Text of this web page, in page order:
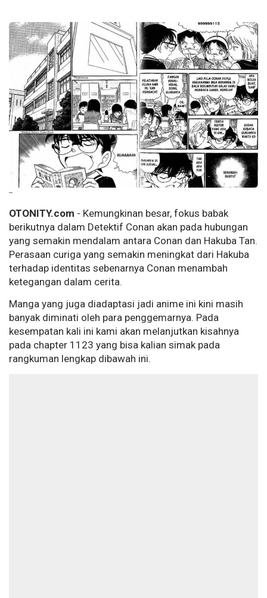
--
OTONITY.com - Kemungkinan besar, fokus babak
berikutnya dalam Detektif Conan akan pada hubungan
yang semakin mendalam antara Conan dan Hakuba Tan.
Perasaan curiga yang semakin meningkat dari Hakuba
terhadap identitas sebenarnya Conan menambah
ketegangan dalam cerita.
Manga yang juga diadaptasi jadi anime ini kini masih
banyak diminati oleh para penggemarnya. Pada
kesempatan kali ini kami akan melanjutkan kisahnya
pada chapter 1123 yang bisa kalian simak pada
rangkuman lengkap dibawah ini.